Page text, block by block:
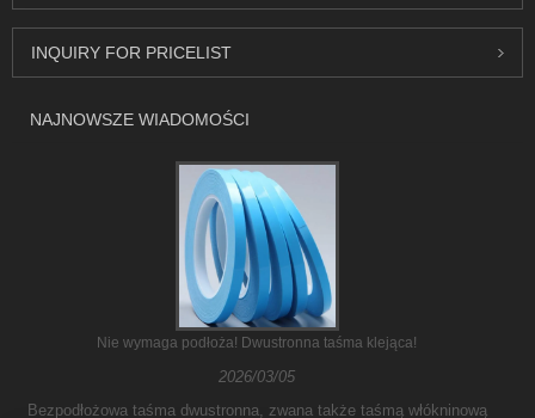
INQUIRY FOR PRICELIST
NAJNOWSZE WIADOMOŚCI
Nie wymaga podłoża! Dwustronna taśma klejąca!
2026/03/05
Bezpodłożowa taśma dwustronna, zwana także taśmą włókninową